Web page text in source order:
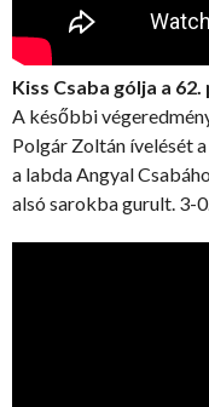
Kiss Csaba gólja a
A későbbi
Polgár Zoltán ívelését
a labda Angyal
alsó sarokba gurult. 3-0.